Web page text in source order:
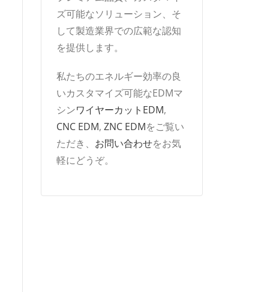
ズ可能なソリューション、そ
して製造業界での広範な認知
を提供します。
私たちのエネルギー効率の良
いカスタマイズ可能なEDMマ
シンワイヤーカットEDM,
CNC EDM, ZNC EDMをご覧い
ただき、 お問い合わせをお気
軽にどうぞ。